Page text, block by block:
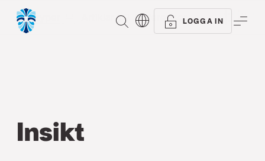
SÖK LOGGA IN
Alla typer Referenser
Insikt